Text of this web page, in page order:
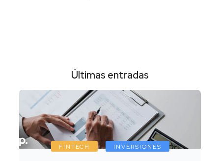
Últimas entradas
FINTECH INVERSIONES